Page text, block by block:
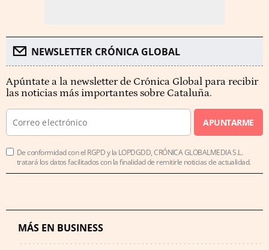
NEWSLETTER CRÓNICA GLOBAL
Apúntate a la newsletter de Crónica Global para recibir
las noticias más importantes sobre Cataluña.
APUNTARME
De conformidad con el RGPD y la LOPDGDD, CRÓNICA GLOBALMEDIA S.L.
tratará los datos facilitados con la finalidad de remitirle noticias de actualidad.
MÁS EN BUSINESS